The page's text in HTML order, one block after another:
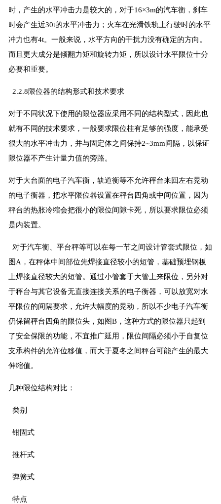
时，产生的水平冲击力是较大的，对于16×3m的汽车衡，刹车
时会产生近30t的水平冲击力；火车在光滑铁轨上行驶时的水平
冲力也有4t。一般来说，水平方向的干扰力没有确定的方向。
而且更大成分是倾翻力矩和旋转力矩，所以设计水平限位十分
必要和重要。
2.2.8限位器的结构形式和技术要求
对于不同状况下使用的限位器应采用不同的结构型式，因此也
就有不同的技术要求，一般要求限位柱有足够的强度，能承受
很大的水平冲击力，并与固定体之间保持2~3mm间隔，以保证
限位器不产生计量力值的旁路。
对于大台面的电子汽车衡，轨道衡等不允许秤台来回左右晃动
的电子衡器，把水平限位器设置在秤台四角或中间位置，因为
秤台的热胀冷缩会把很小的限位间隙卡死，所以要求限位必须
是内装置。
对于汽车衡、平台秤等可以在每一节之间设计管套式限位，如
图A，在秤体中间部位先焊接直径较小的短管，基础预埋钢板
上焊接直径较大的短管。通过小管套于大管上来限位，另外对
于秤台与其它设备无直接连接关系的电子衡器，可以放宽对水
平限位的间隔要求，允许大幅度的晃动，所以不少电子汽车衡
仍保留秤台四角的限位头，如图B，这种方式的限位器只起到
了安全保限的功能，不宜推广延用，限位间隔必须小于自复位
支承构件的允许位移值，而大于夏冬之间秤台可能产生的最大
伸缩值。
几种限位结构对比：
类别
钳固式
推杆式
弹簧式
特点